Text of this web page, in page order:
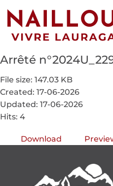
Arrêté
File size: 147.03 KB
Created: 17-06-2026
Updated: 17-06-2026
Hits: 4
Download